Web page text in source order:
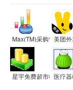
Max(TM)采购管理系统
美团外
星宇免费超市收银软件
医疗